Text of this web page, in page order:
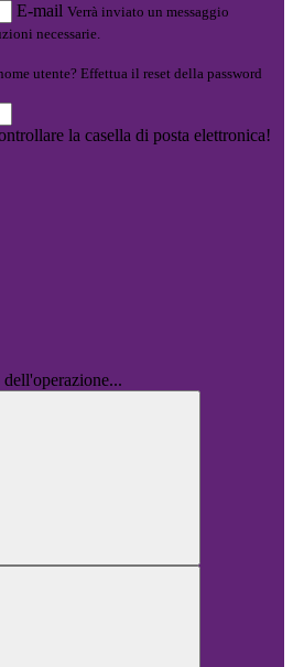
E-mail Verrà inviato un messaggio
necessarie.
utente? Effettua il reset della password
la casella di posta elettronica!